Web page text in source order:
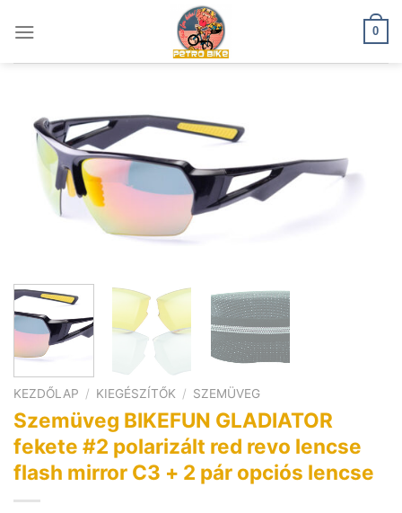
0
KEZDŐLAP / KIEGÉSZÍTŐK / SZEMÜVEG
Szemüveg BIKEFUN GLADIATOR
fekete #2 polarizált red revo lencse
flash mirror C3 + 2 pár opciós lencse